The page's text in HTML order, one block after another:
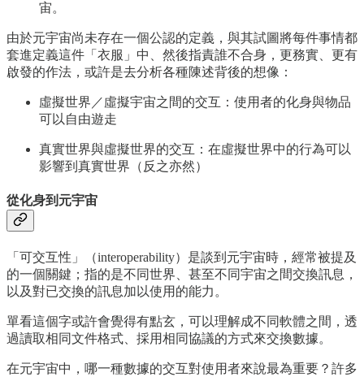
宙。
由於元宇宙尚未存在一個公認的定義，與其試圖將每件事情都
套進定義這件「衣服」中、然後指責誰不合身，更務實、更有
啟發的作法，或許是去分析各種陳述背後的想像：
虛擬世界／虛擬宇宙之間的交互：使用者的化身與物品
可以自由遊走
真實世界與虛擬世界的交互：在虛擬世界中的行為可以
影響到真實世界（反之亦然）
從化身到元宇宙
「可交互性」（interoperability）是談到元宇宙時，經常被提及
的一個關鍵；指的是不同世界、甚至不同宇宙之間交換訊息，
以及對已交換的訊息加以使用的能力。
單看這個字或許會覺得有點玄，可以理解成不同軟體之間，透
過讀取相同文件格式、採用相同協議的方式來交換數據。
在元宇宙中，哪一種數據的交互對使用者來說最為重要？許多